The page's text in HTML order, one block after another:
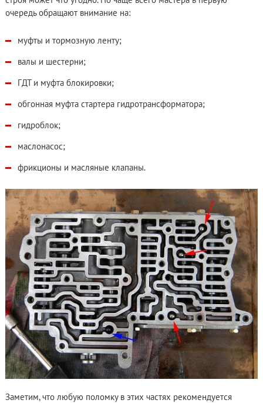
очередь обращают внимание на:
муфты и тормозную ленту;
валы и шестерни;
ГДТ и муфта блокировки;
обгонная муфта стартера гидротрансформатора;
гидроблок;
маслонасос;
фрикционы и масляные клапаны.
Заметим, что любую поломку в этих частях рекомендуется